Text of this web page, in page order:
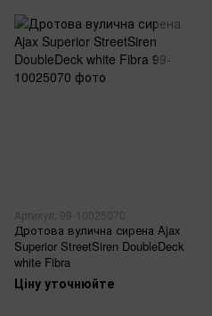
Артикул: 99-10025070
Дротова вулична сирена Ajax
Superior StreetSiren DoubleDeck
white Fibra
Ціну уточнюйте